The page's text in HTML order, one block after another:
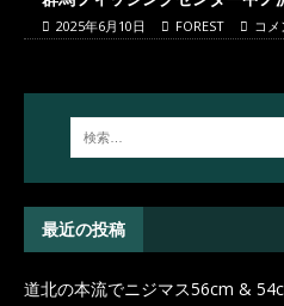
2025年6月10日 FOREST コ
最近の投稿
道北の本流でニジマス56cm &